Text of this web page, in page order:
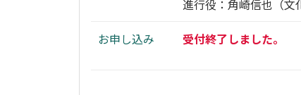
進行役：角崎信也（文
お申し込み 受付終了しました。